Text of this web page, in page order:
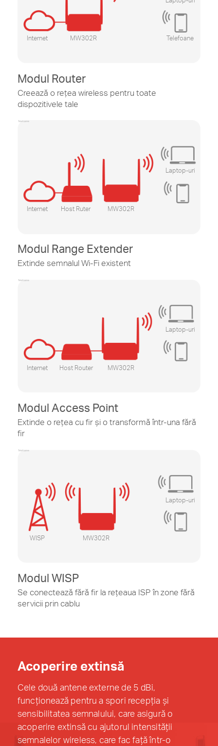
Internet MW302R Telefoane
Modul Router
Creează o rețea wireless pentru toate
dispozitivele tale
Internet Host Ruter
Laptop-uri
Telefoane
MW302R
Modul Range Extender
Extinde semnalul Wi-Fi existent
Internet Host Router
Laptop-uri
Telefoane
MW302R
Modul Access Point
Extinde o rețea cu fir și o transformă într-una fără
fir
WISP MW302R
Laptop-uri
Telefoane
Modul WISP
Se conectează fără fir la rețeaua ISP în zone fără
servicii prin cablu
Acoperire extinsă
Cele două antene externe de 5 dBi,
funcționează pentru a spori recepția și
sensibilitatea semnalului, care asigură o
acoperire extinsă cu ajutorul intensității
semnalelor wireless, care fac față într-o